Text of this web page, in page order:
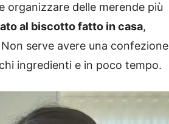
organizzare delle merende più
al biscotto fatto in casa,
serve avere una confezione
ingredienti e in poco tempo.